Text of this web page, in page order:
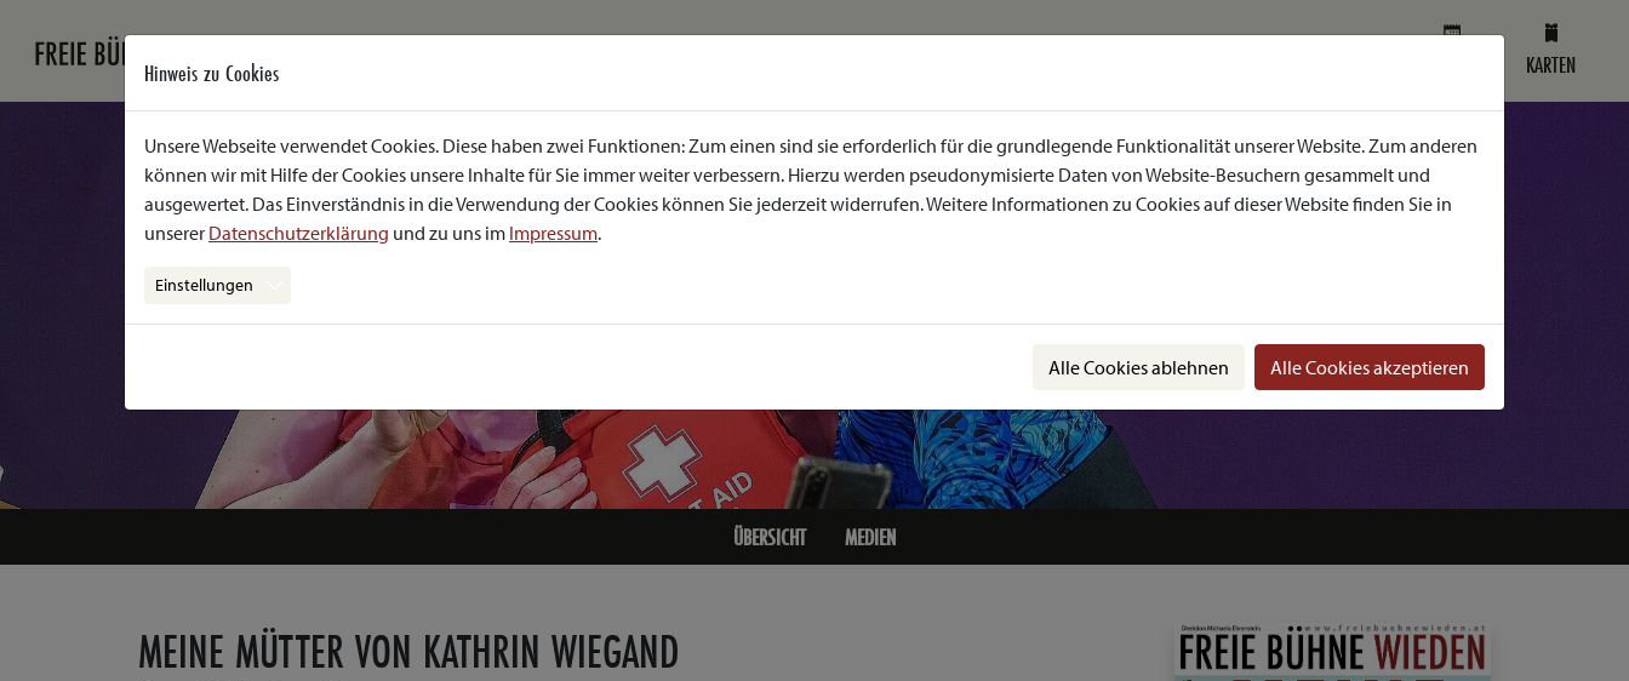
KARTEN
ÜBERSICHT MEDIEN
MEINE MÜTTER VON KATHRIN WIEGAND
Hinweis zu Cookies
Unsere Webseite verwendet Cookies. Diese haben zwei Funktionen: Zum einen sind sie erforderlich für die grundlegende Funktionalität unserer Website. Zum anderen
können wir mit Hilfe der Cookies unsere Inhalte für Sie immer weiter verbessern. Hierzu werden pseudonymisierte Daten von Website-Besuchern gesammelt und
ausgewertet. Das Einverständnis in die Verwendung der Cookies können Sie jederzeit widerrufen. Weitere Informationen zu Cookies auf dieser Website finden Sie in
unserer Datenschutzerklärung und zu uns im Impressum.
Einstellungen
Alle Cookies ablehnen Alle Cookies akzeptieren